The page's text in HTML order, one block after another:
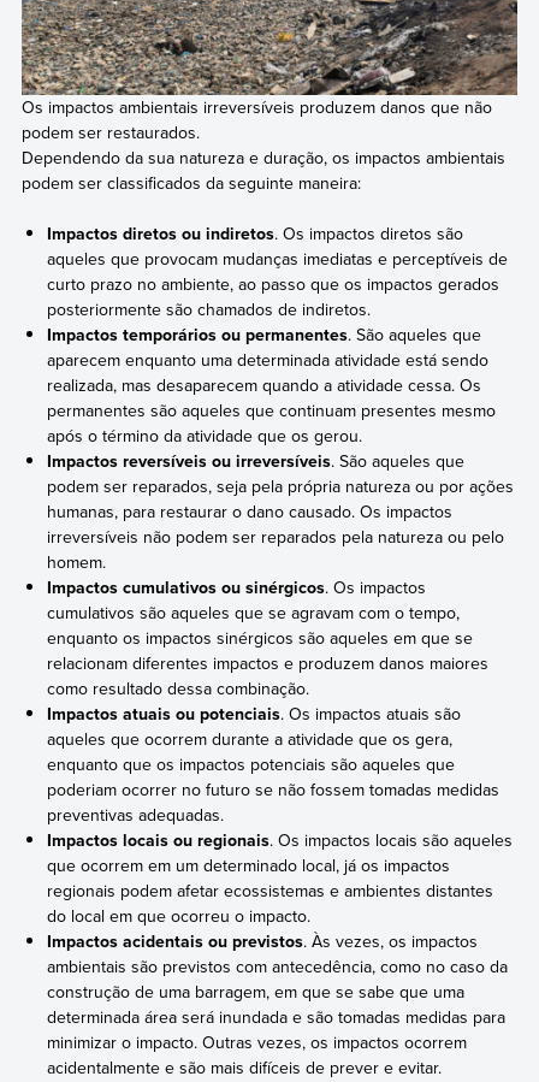
Os impactos ambientais irreversíveis produzem danos que não
podem ser restaurados.
Dependendo da sua natureza e duração, os impactos ambientais
podem ser classificados da seguinte maneira:
Impactos diretos ou indiretos. Os impactos diretos são
aqueles que provocam mudanças imediatas e perceptíveis de
curto prazo no ambiente, ao passo que os impactos gerados
posteriormente são chamados de indiretos.
Impactos temporários ou permanentes. São aqueles que
aparecem enquanto uma determinada atividade está sendo
realizada, mas desaparecem quando a atividade cessa. Os
permanentes são aqueles que continuam presentes mesmo
após o término da atividade que os gerou.
Impactos reversíveis ou irreversíveis. São aqueles que
podem ser reparados, seja pela própria natureza ou por ações
humanas, para restaurar o dano causado. Os impactos
irreversíveis não podem ser reparados pela natureza ou pelo
homem.
Impactos cumulativos ou sinérgicos. Os impactos
cumulativos são aqueles que se agravam com o tempo,
enquanto os impactos sinérgicos são aqueles em que se
relacionam diferentes impactos e produzem danos maiores
como resultado dessa combinação.
Impactos atuais ou potenciais. Os impactos atuais são
aqueles que ocorrem durante a atividade que os gera,
enquanto que os impactos potenciais são aqueles que
poderiam ocorrer no futuro se não fossem tomadas medidas
preventivas adequadas.
Impactos locais ou regionais. Os impactos locais são aqueles
que ocorrem em um determinado local, já os impactos
regionais podem afetar ecossistemas e ambientes distantes
do local em que ocorreu o impacto.
Impactos acidentais ou previstos. Às vezes, os impactos
ambientais são previstos com antecedência, como no caso da
construção de uma barragem, em que se sabe que uma
determinada área será inundada e são tomadas medidas para
minimizar o impacto. Outras vezes, os impactos ocorrem
acidentalmente e são mais difíceis de prever e evitar.